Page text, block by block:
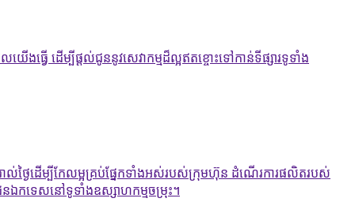
ធ្វើ ដើម្បីផ្តល់ជូននូវសេវាកម្មដ៏ល្អឥតខ្ចោះទៅកាន់ទីផ្សារទូទាំង
ៃដើម្បីកែលម្អគ្រប់ផ្នែកទាំងអស់របស់ក្រុមហ៊ុន ដំណើរការផលិតរបស់
ឯកទេសនៅទូទាំងឧស្សាហកម្មចម្រុះ។